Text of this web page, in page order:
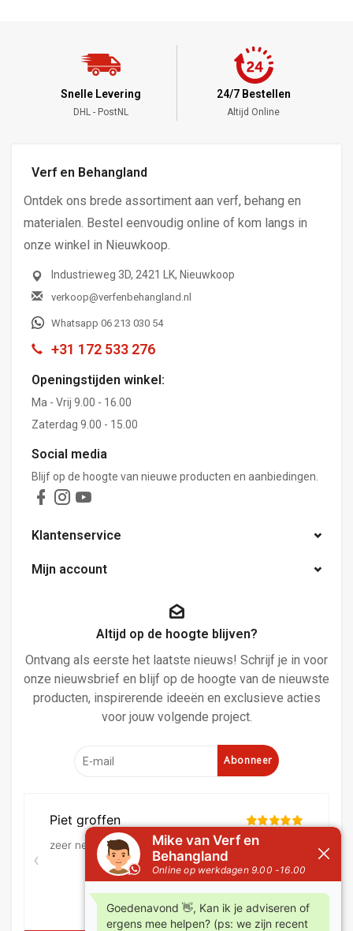
Snelle Levering
DHL - PostNL
24/7 Bestellen
Altijd Online
Verf en Behangland
Ontdek ons brede assortiment aan verf, behang en
materialen. Bestel eenvoudig online of kom langs in
onze winkel in Nieuwkoop.
Industrieweg 3D, 2421 LK, Nieuwkoop
verkoop@verfenbehangland.nl
Whatsapp 06 213 030 54
+31 172 533 276
Openingstijden winkel:
Ma - Vrij 9.00 - 16.00
Zaterdag 9.00 - 15.00
Social media
Blijf op de hoogte van nieuwe producten en aanbiedingen.
Klantenservice
Mijn account
Altijd op de hoogte blijven?
Ontvang als eerste het laatste nieuws! Schrijf je in voor
onze nieuwsbrief en blijf op de hoogte van de nieuwste
producten, inspirerende ideeën en exclusieve acties
voor jouw volgende project.
Abonneer